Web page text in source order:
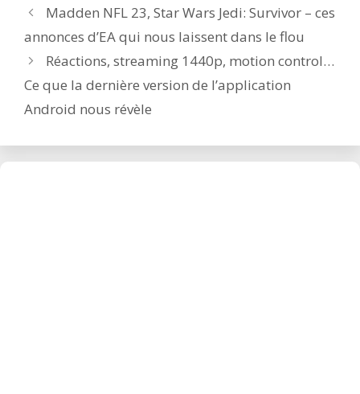
Post
navigation
Madden NFL 23, Star Wars Jedi: Survivor – ces
annonces d’EA qui nous laissent dans le flou
Réactions, streaming 1440p, motion control…
Ce que la dernière version de l’application
Android nous révèle